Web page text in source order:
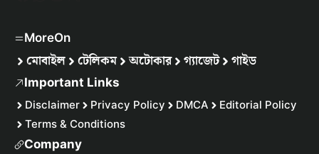
MoreOn
মোবাইল টেলিকম অটোকার গ্যাজেট গাইড
Important Links
Disclaimer Privacy Policy DMCA
Editorial Policy
Terms & Conditions
Company